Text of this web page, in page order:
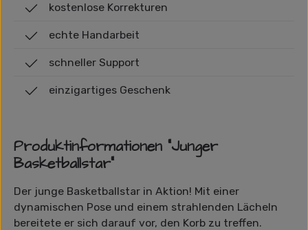
kostenlose Korrekturen
echte Handarbeit
schneller Support
einzigartiges Geschenk
Produktinformationen "Junger
Basketballstar"
Der junge Basketballstar in Aktion! Mit einer
dynamischen Pose und einem strahlenden Lächeln
bereitete er sich darauf vor, den Korb zu treffen.